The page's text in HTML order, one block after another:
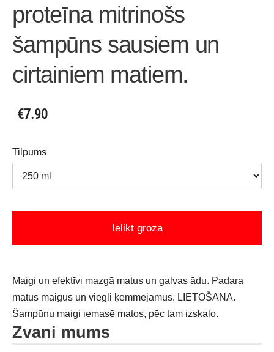
Zvani mums
proteīna mitrinošs
šampūns sausiem un
cirtainiem matiem.
€7.90
Tilpums
Ielikt grozā
Maigi un efektīvi mazgā matus un galvas ādu. Padara
matus maigus un viegli ķemmējamus. LIETOŠANA.
Šampūnu maigi iemasē matos, pēc tam izskalo.